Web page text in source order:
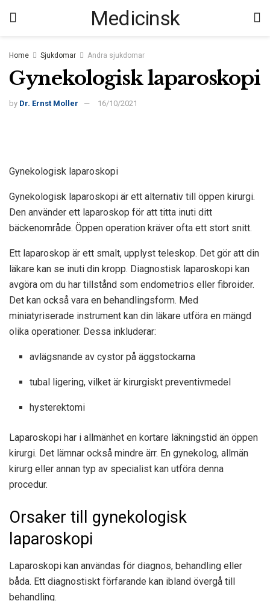
Medicinsk
Home Sjukdomar Andra sjukdomar
Gynekologisk laparoskopi
by Dr. Ernst Moller 16/10/2021
Gynekologisk laparoskopi
Gynekologisk laparoskopi är ett alternativ till öppen kirurgi.
Den använder ett laparoskop för att titta inuti ditt
bäckenområde. Öppen operation kräver ofta ett stort snitt.
Ett laparoskop är ett smalt, upplyst teleskop. Det gör att din
läkare kan se inuti din kropp. Diagnostisk laparoskopi kan
avgöra om du har tillstånd som endometrios eller fibroider.
Det kan också vara en behandlingsform. Med
miniatyriserade instrument kan din läkare utföra en mängd
olika operationer. Dessa inkluderar:
avlägsnande av cystor på äggstockarna
tubal ligering, vilket är kirurgiskt preventivmedel
hysterektomi
Laparoskopi har i allmänhet en kortare läkningstid än öppen
kirurgi. Det lämnar också mindre ärr. En gynekolog, allmän
kirurg eller annan typ av specialist kan utföra denna
procedur.
Orsaker till gynekologisk
laparoskopi
Laparoskopi kan användas för diagnos, behandling eller
båda. Ett diagnostiskt förfarande kan ibland övergå till
behandling.